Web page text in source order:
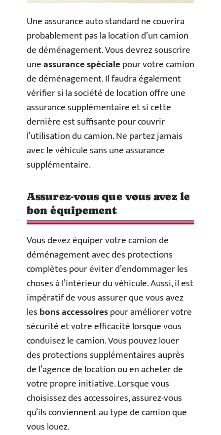
Une assurance auto standard ne couvrira
probablement pas la location d’un camion
de déménagement. Vous devrez souscrire
uneassurance spécialepour votre camion
de déménagement. Il faudra également
vérifier si la société de location offre une
assurance supplémentaire et si cette
dernière est suffisante pour couvrir
l’utilisation du camion. Ne partez jamais
avec le véhicule sans une assurance
supplémentaire.
Assurez-vous que vous avez le
bon équipement
Vous devez équiper votre camion de
déménagement avec des protections
complètes pour éviter d’endommager les
choses à l’intérieur du véhicule. Aussi, il est
impératif de vous assurer que vous avez
lesbons accessoirespour améliorer votre
sécurité et votre efficacité lorsque vous
conduisez le camion. Vous pouvez louer
des protections supplémentaires auprès
de l’agence de location ou en acheter de
votre propre initiative. Lorsque vous
choisissez des accessoires, assurez-vous
qu’ils conviennent au type de camion que
vous louez.